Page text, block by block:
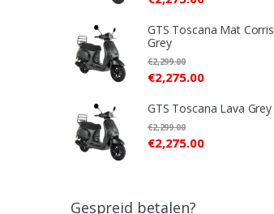
GTS Toscana Mat Corris
Grey
€2,275.00
€2,299.00
GTS Toscana Lava Grey
€2,275.00
€2,299.00
Gespreid betalen?